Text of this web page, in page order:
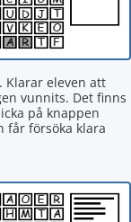
Klarar eleven att
vunnits. Det finns
på knappen
får försöka klara